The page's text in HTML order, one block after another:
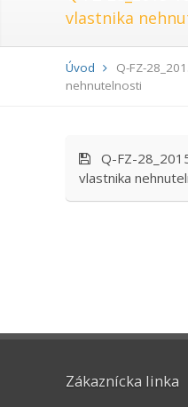
vlastnika
Úvod
Q-FZ-
nehnutelnosti
Q-FZ-
vlastnika
Zákaznícka linka